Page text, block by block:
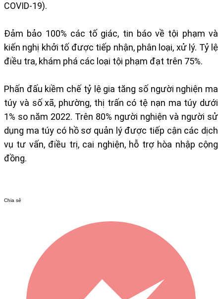
COVID-19).
Đảm bảo 100% các tố giác, tin báo về tội phạm và
kiến nghị khởi tố được tiếp nhận, phân loại, xử lý. Tỷ lệ
điều tra, khám phá các loại tội phạm đạt trên 75%.
Phấn đấu kiềm chế tỷ lệ gia tăng số người nghiện ma
túy và số xã, phường, thị trấn có tệ nạn ma túy dưới
1% so năm 2022. Trên 80% người nghiện và người sử
dụng ma túy có hồ sơ quản lý được tiếp cận các dịch
vụ tư vấn, điều trị, cai nghiện, hỗ trợ hòa nhập cộng
đồng.
Chia sẻ